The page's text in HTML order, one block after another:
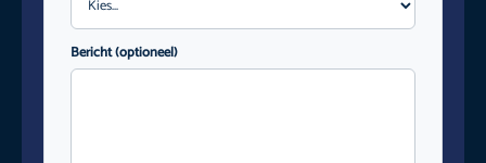
Bericht (optioneel)